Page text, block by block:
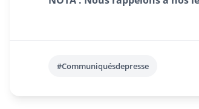
#Communiquésdepresse